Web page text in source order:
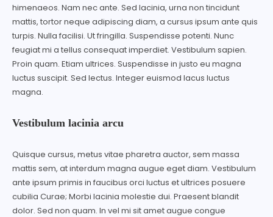
himenaeos. Nam nec ante. Sed lacinia, urna non tincidunt
mattis, tortor neque adipiscing diam, a cursus ipsum ante quis
turpis. Nulla facilisi. Ut fringilla. Suspendisse potenti. Nunc
feugiat mi a tellus consequat imperdiet. Vestibulum sapien.
Proin quam. Etiam ultrices. Suspendisse in justo eu magna
luctus suscipit. Sed lectus. Integer euismod lacus luctus
magna.
Vestibulum lacinia arcu
Quisque cursus, metus vitae pharetra auctor, sem massa
mattis sem, at interdum magna augue eget diam. Vestibulum
ante ipsum primis in faucibus orci luctus et ultrices posuere
cubilia Curae; Morbi lacinia molestie dui. Praesent blandit
dolor. Sed non quam. In vel mi sit amet augue congue